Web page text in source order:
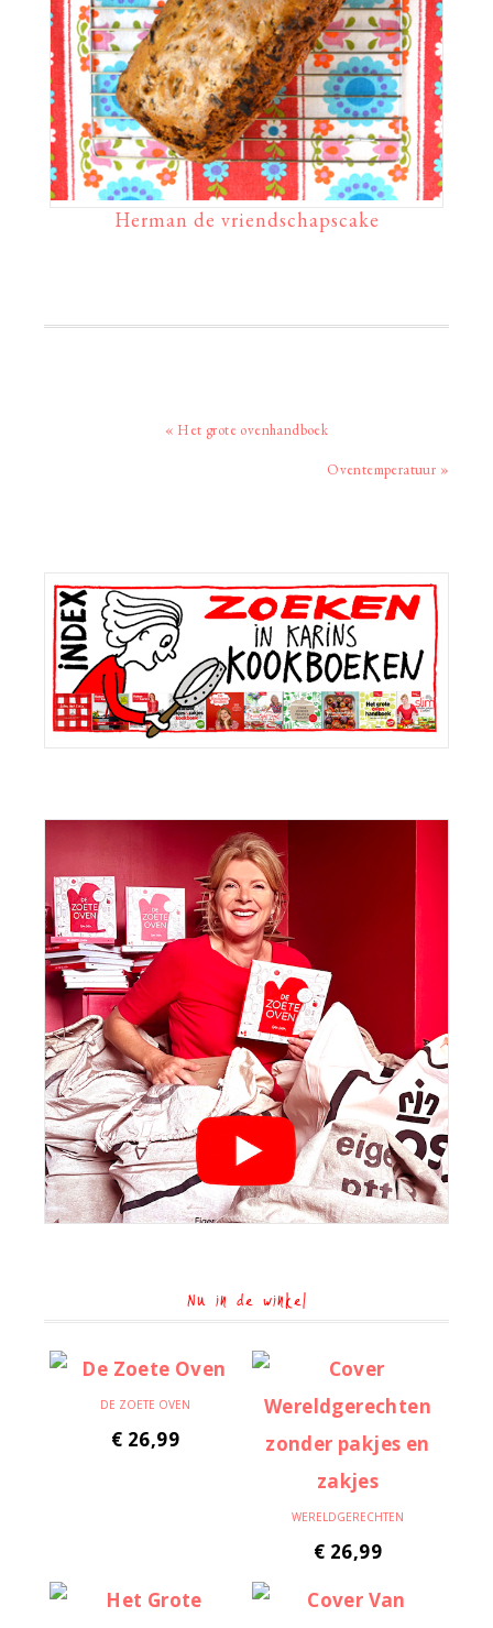
Herman de vriendschapscake
Vorig
« Het grote ovenhandboek
Volgend
Oventemperatuur »
Primaire
Sidebar
Nu in de winkel
DE ZOETE OVEN
€ 26,99
WERELDGERECHTEN
€ 26,99